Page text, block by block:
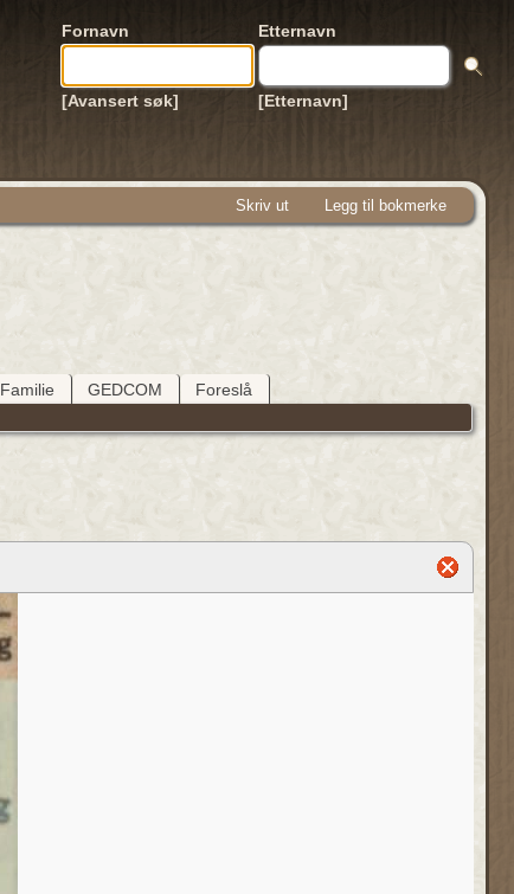
Fornavn Etternavn
[Avansert søk] [Etternavn]
Skriv ut Legg til bokmerke
Familie GEDCOM Foreslå